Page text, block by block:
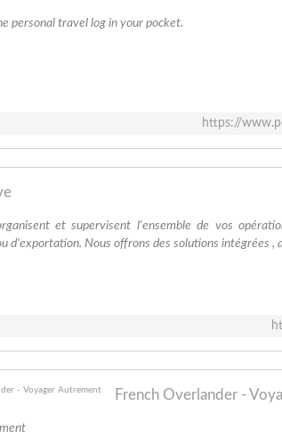
personal travel log in your pocket.
https://
et supervisent l'ensemble de vos
d'exportation. Nous offrons des solutions intégrées ,
French Overlander -